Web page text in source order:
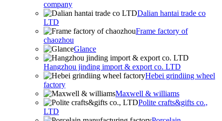
company
Dalian hantai trade co
LTD
Frame factory of
chaozhou
Glance
Hangzhou jinding import & export co. LTD
Hebei grindiing wheel
factory
Maxwell & williams
Polite crafts&gifts co.,
LTD